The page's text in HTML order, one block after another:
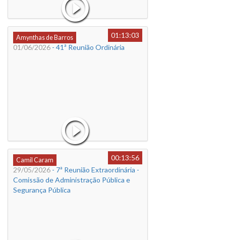
Amynthas de Barros
01:13:03
01/06/2026 - 41ª Reunião Ordinária
Camil Caram
00:13:56
29/05/2026 - 7ª Reunião Extraordinária -
Comissão de Administração Pública e
Segurança Pública